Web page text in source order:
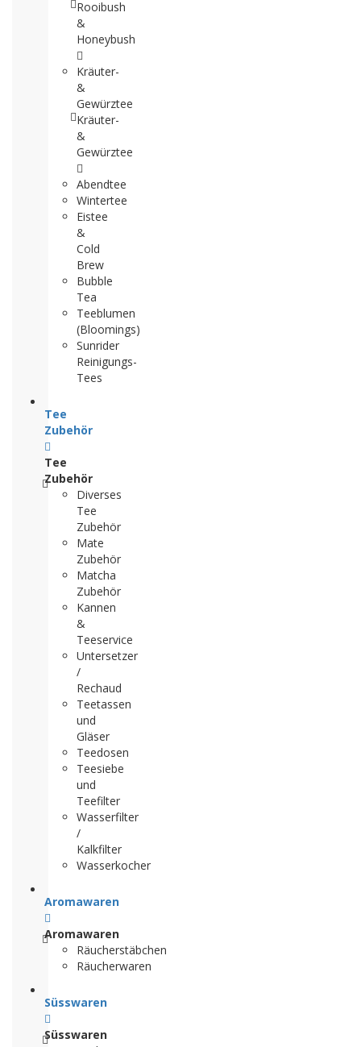
Rooibush
&
Honeybush
Kräuter-
&
Gewürztee
Kräuter-
&
Gewürztee
Abendtee
Wintertee
Eistee
&
Cold
Brew
Bubble
Tea
Teeblumen
(Bloomings)
Sunrider
Reinigungs-
Tees
Tee
Zubehör
Tee
Zubehör
Diverses
Tee
Zubehör
Mate
Zubehör
Matcha
Zubehör
Kannen
&
Teeservice
Untersetzer
/
Rechaud
Teetassen
und
Gläser
Teedosen
Teesiebe
und
Teefilter
Wasserfilter
/
Kalkfilter
Wasserkocher
Aromawaren
Aromawaren
Räucherstäbchen
Räucherwaren
Süsswaren
Süsswaren